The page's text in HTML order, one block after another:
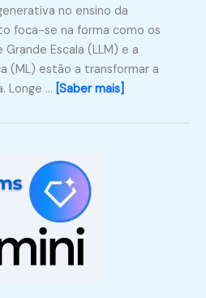
no ensino da
foca-se na forma como os
Escala (LLM) e a
(ML) estão a transformar a
Longe … [Saber mais]